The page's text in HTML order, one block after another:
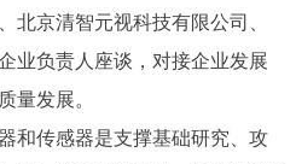
北京清智元视科技有限公司、
业负责人座谈，对接企业发展
量发展。
传感器是支撑基础研究、攻